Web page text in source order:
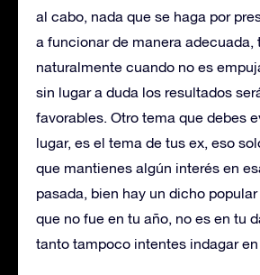
al cabo, nada que se haga por
a funcionar de manera adecuada,
naturalmente cuando no es
sin lugar a duda los resultados
favorables. Otro tema que debes
lugar, es el tema de tus ex, eso
que mantienes algún interés en
pasada, bien hay un dicho
que no fue en tu año, no es en tu
tanto tampoco intentes indagar